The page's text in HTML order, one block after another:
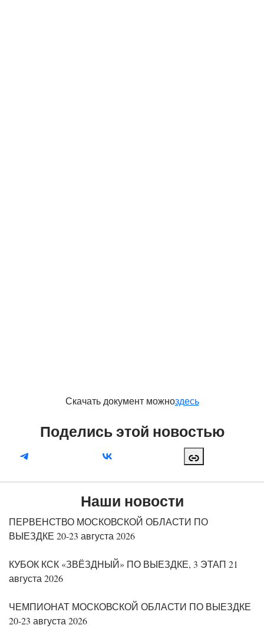
Скачать документ можноздесь
Поделись этой новостью
Наши новости
ПЕРВЕНСТВО МОСКОВСКОЙ ОБЛАСТИ ПО
ВЫЕЗДКЕ 20-23 августа 2026
КУБОК КСК «ЗВЁЗДНЫЙ» ПО ВЫЕЗДКЕ, 3 ЭТАП 21
августа 2026
ЧЕМПИОНАТ МОСКОВСКОЙ ОБЛАСТИ ПО ВЫЕЗДКЕ
20-23 августа 2026